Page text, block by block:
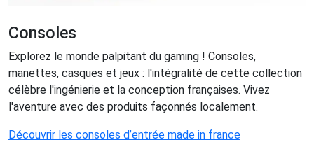
Consoles
Explorez le monde palpitant du gaming ! Consoles,
manettes, casques et jeux : l'intégralité de cette collection
célèbre l'ingénierie et la conception françaises. Vivez
l'aventure avec des produits façonnés localement.
Découvrir les consoles d’entrée made in france